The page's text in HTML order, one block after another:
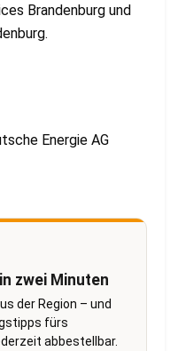
Brandenburg und
Energie AG
zwei Minuten
der Region – und
fürs
abbestellbar.